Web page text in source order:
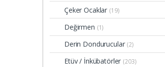
Çeker Ocaklar (19)
Değirmen (1)
Derin Dondurucular (2)
Etüv / İnkübatörler (203)